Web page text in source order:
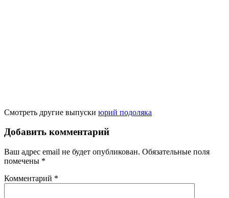
Смотреть другие выпуски юрий подоляка
Добавить комментарий
Ваш адрес email не будет опубликован. Обязательные поля
помечены *
Комментарий *